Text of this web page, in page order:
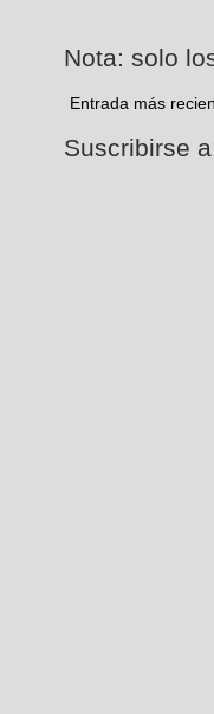
Nota: solo
Entrada más
Suscribirse